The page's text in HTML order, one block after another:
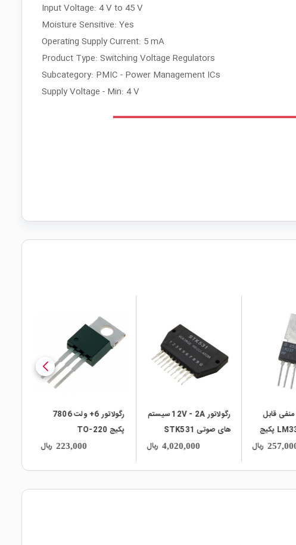
Input Voltage: 4 V to 45 V
Moisture Sensitive: Yes
Operating Supply Current: 5 mA
Product Type: Switching Voltage Regulators
Subcategory: PMIC - Power Management ICs
Supply Voltage - Min: 4 V
منفی قابل
تنظیم LM337MP پکیج
ریال
رگولاتور 12V - 2A سیستم
های صوتی STK531
4,020,000 ریال
رگولاتور 6+ ولت 7806
پکیج TO-220
223,000 ریال